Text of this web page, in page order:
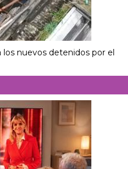
los nuevos detenidos por el